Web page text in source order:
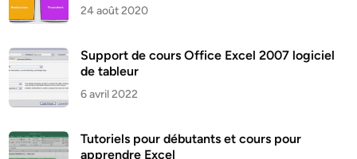
24 août 2020
Support de cours Office Excel 2007 logiciel
de tableur
6 avril 2022
Tutoriels pour débutants et cours pour
apprendre Excel